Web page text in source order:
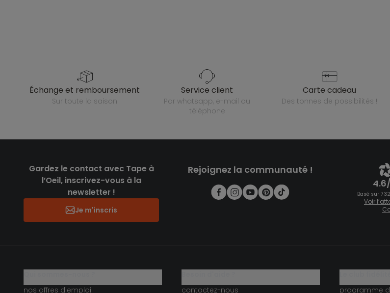
échange et remboursement
sur toute la saison
service client
par whatsapp, e-mail ou
téléphone
carte cadeau
des tonnes de possibilités !
Gardez le contact avec Tape à
l’Oeil, inscrivez-vous à la
newsletter !
Je m'inscris
Rejoignez la communauté !
Basé sur 7
Voir
nos offres d'emploi
contactez-nous
programme